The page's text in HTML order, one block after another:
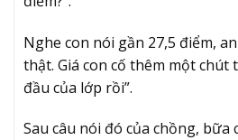
Nghe con nói gần 27,5 điểm,
thật. Giá con cố thêm một chút
đầu của lớp rồi”.
Sau câu nói đó của chồng, bữa